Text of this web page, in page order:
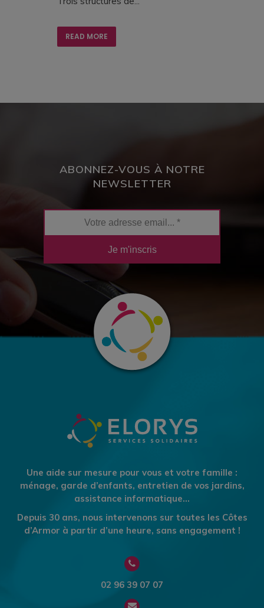
READ MORE
ABONNEZ-VOUS À NOTRE
NEWSLETTER
Une aide sur mesure pour vous et votre famille :
ménage, garde d’enfants, entretien de vos jardins,
assistance informatique…
Depuis 30 ans, nous intervenons sur toutes les Côtes
d’Armor à partir d’une heure, sans engagement !
02 96 39 07 07